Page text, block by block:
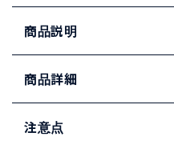
商品説明
商品詳細
注意点